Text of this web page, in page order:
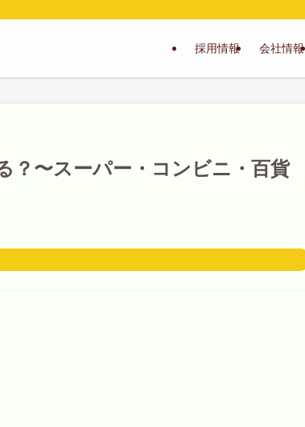
採用情報 会社情報
？〜スーパー・コンビニ・百貨